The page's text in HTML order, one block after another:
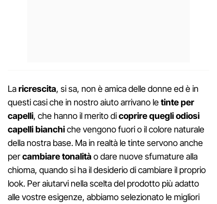
Laricrescita, si sa, non è amica delle donne ed è in
questi casi che in nostro aiuto arrivano letinte per
capelli, che hanno il merito dicoprire quegli odiosi
capelli bianchiche vengono fuori o il colore naturale
della nostra base. Ma in realtà le tinte servono anche
percambiare tonalitào dare nuove sfumature alla
chioma, quando si ha il desiderio di cambiare il proprio
look. Per aiutarvi nella scelta del prodotto più adatto
alle vostre esigenze, abbiamo selezionato le migliori